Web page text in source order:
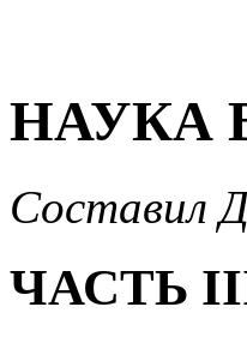
НАУКА
Составил
ЧАСТЬ